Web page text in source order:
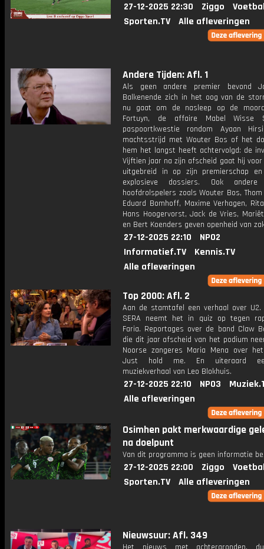
27-12-2025 22:30 Ziggo
Sporten.TV
Alle afleveringen
Andere Tijden: Afl. 1
Als geen andere premier bevond
Balkenende zich in het oog van de
nu gaat om de nasleep op de
Fortuyn, de affaire Mabel Wisse
paspoortkwestie rondom Ayaan
machtsstrijd met Wouter Bos of het
hem het langst heeft achtervolgd: de
Vijftien jaar na zijn afscheid gaat hij
uitgebreid in op zijn premierschap
explosieve dossiers. Ook andere
hoofdrolspelers zoals Wouter Bos,
Eduard Bomhoff, Maxime Verhagen,
Hans Hoogervorst, Jack de Vries,
en Bert Koenders geven openheid van
27-12-2025 22:10
NPO2
Informatief.TV
Kennis.TV
Alle afleveringen
Top 2000: Afl. 2
Aan de stamtafel een verhaal over U2.
SERA neemt het in quiz op tegen
Faria. Reportages over de band Claw
die dit jaar afscheid van het podium
Noorse zangeres Maria Mena over
Just hold me. En uiteraard
muziekverhaal van Leo Blokhuis.
27-12-2025 22:10 NPO3
Alle afleveringen
Osimhen pakt merkwaardige
na doelpunt
Van dit programma is geen informatie
27-12-2025 22:00 Ziggo
Sporten.TV
Alle afleveringen
Nieuwsuur: Afl. 349